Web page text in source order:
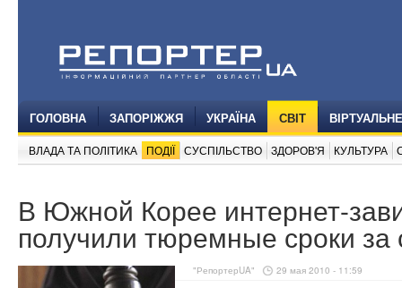
ГОЛОВНА ЗАПОРІЖЖЯ УКРАЇНА СВІТ
ВЛАДА ТА ПОЛІТИКА ПОДІЇ СУСПІЛЬСТВО ЗДОРОВ'Я КУЛЬТУРА
В Южной Корее интернет-
получили тюремные сроки за
"РепортерUA" 29 мая 2010 - 11:59